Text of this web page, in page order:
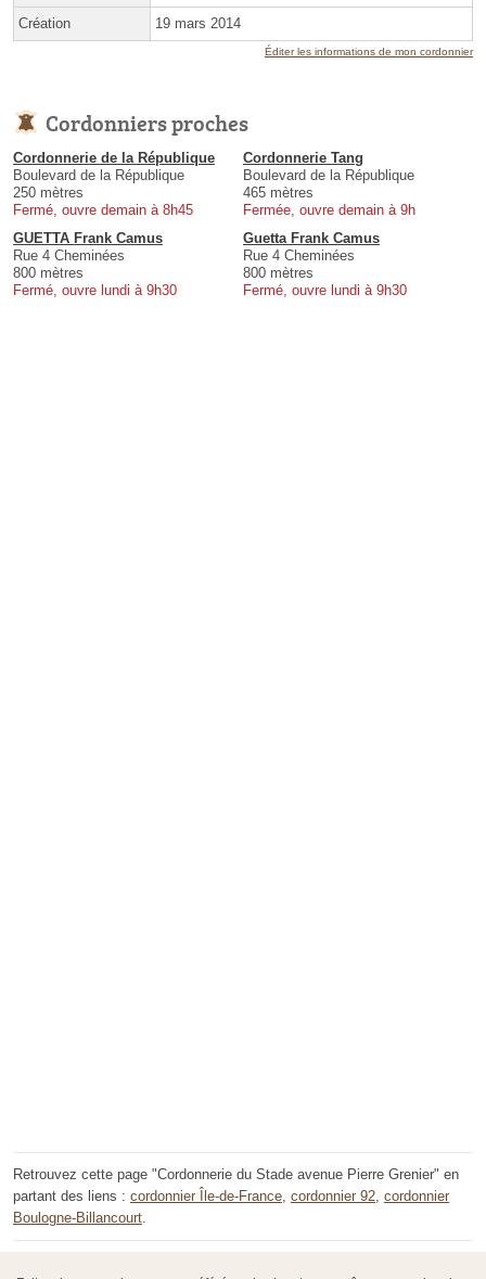
Création 19 mars 2014
Éditer les informations de mon cordonnier
Cordonniers proches
Cordonnerie de la République
Boulevard de la République
250 mètres
Fermé, ouvre demain à 8h45
Cordonnerie Tang
Boulevard de la République
465 mètres
Fermée, ouvre demain à 9h
GUETTA Frank Camus
Rue 4 Cheminées
800 mètres
Fermé, ouvre lundi à 9h30
Guetta Frank Camus
Rue 4 Cheminées
800 mètres
Fermé, ouvre lundi à 9h30
Retrouvez cette page "Cordonnerie du Stade avenue Pierre Grenier" en
partant des liens : cordonnier Île-de-France, cordonnier 92, cordonnier
Boulogne-Billancourt.